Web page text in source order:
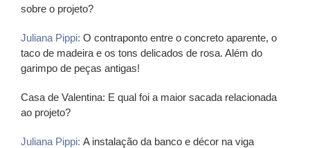
sobre o projeto?
Juliana Pippi: O contraponto entre o concreto aparente, o
taco de madeira e os tons delicados de rosa. Além do
garimpo de peças antigas!
Casa de Valentina: E qual foi a maior sacada relacionada
ao projeto?
Juliana Pippi: A instalação da banco e décor na viga